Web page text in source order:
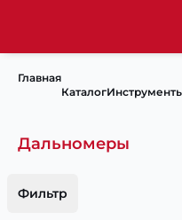
Главная
Каталог
Дальномеры
Фильтр